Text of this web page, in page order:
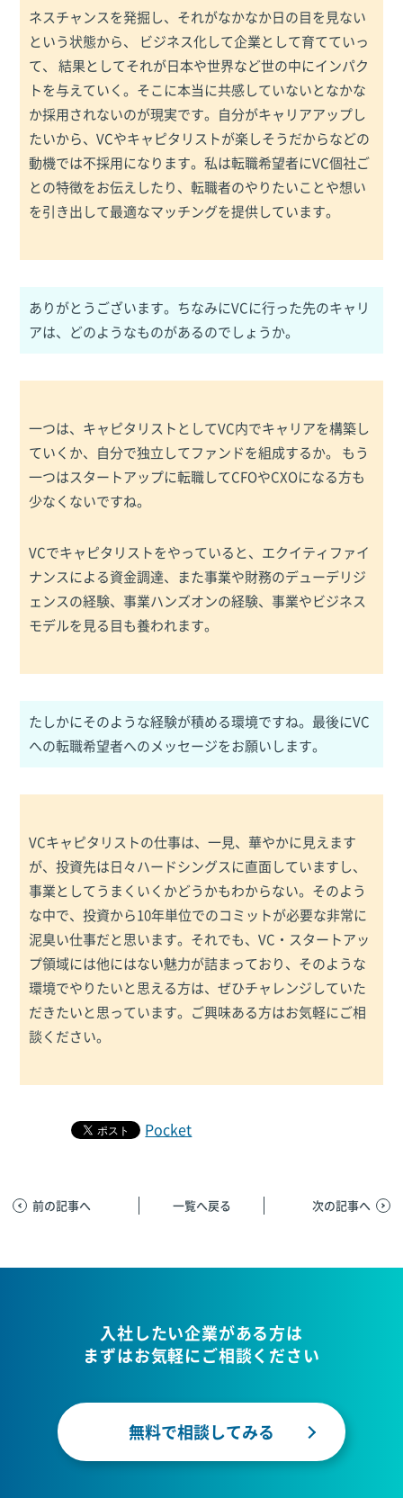
ネスチャンスを発掘し、それがなかなか日の目を見ない
という状態から、 ビジネス化して企業として育てていっ
て、 結果としてそれが日本や世界など世の中にインパク
トを与えていく。そこに本当に共感していないとなかな
か採用されないのが現実です。自分がキャリアアップし
たいから、VCやキャピタリストが楽しそうだからなどの
動機では不採用になります。私は転職希望者にVC個社ご
との特徴をお伝えしたり、転職者のやりたいことや想い
を引き出して最適なマッチングを提供しています。
ありがとうございます。ちなみにVCに行った先のキャリ
アは、どのようなものがあるのでしょうか。
一つは、キャピタリストとしてVC内でキャリアを構築し
ていくか、自分で独立してファンドを組成するか。 もう
一つはスタートアップに転職してCFOやCXOになる方も
少なくないですね。
VCでキャピタリストをやっていると、エクイティファイ
ナンスによる資金調達、また事業や財務のデューデリジ
ェンスの経験、事業ハンズオンの経験、事業やビジネス
モデルを見る目も養われます。
たしかにそのような経験が積める環境ですね。最後にVC
への転職希望者へのメッセージをお願いします。
VCキャピタリストの仕事は、一見、華やかに見えます
が、投資先は日々ハードシングスに直面していますし、
事業としてうまくいくかどうかもわからない。そのよう
な中で、投資から10年単位でのコミットが必要な非常に
泥臭い仕事だと思います。それでも、VC・スタートアッ
プ領域には他にはない魅力が詰まっており、そのような
環境でやりたいと思える方は、ぜひチャレンジしていた
だきたいと思っています。ご興味ある方はお気軽にご相
談ください。
Pocket
前の記事へ 一覧へ戻る 次の記事へ
入社したい企業がある方は
まずはお気軽にご相談ください
無料で相談してみる